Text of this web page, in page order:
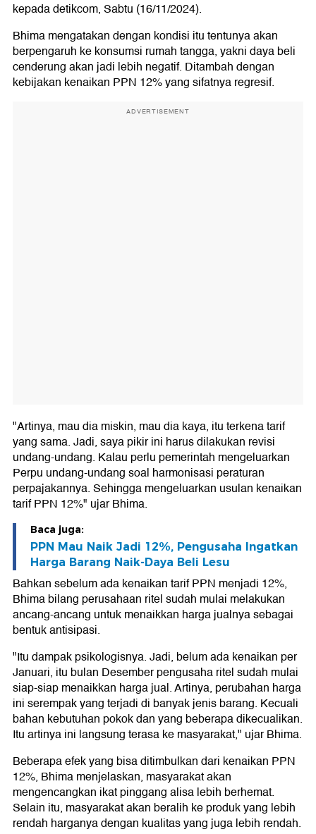
kepada detikcom, Sabtu (16/11/2024).
Bhima mengatakan dengan kondisi itu tentunya akan
berpengaruh ke konsumsi rumah tangga, yakni daya beli
cenderung akan jadi lebih negatif. Ditambah dengan
kebijakan kenaikan PPN 12% yang sifatnya regresif.
ADVERTISEMENT
"Artinya, mau dia miskin, mau dia kaya, itu terkena tarif
yang sama. Jadi, saya pikir ini harus dilakukan revisi
undang-undang. Kalau perlu pemerintah mengeluarkan
Perpu undang-undang soal harmonisasi peraturan
perpajakannya. Sehingga mengeluarkan usulan kenaikan
tarif PPN 12%" ujar Bhima.
Baca juga:
PPN Mau Naik Jadi 12%, Pengusaha Ingatkan
Harga Barang Naik-Daya Beli Lesu
Bahkan sebelum ada kenaikan tarif PPN menjadi 12%,
Bhima bilang perusahaan ritel sudah mulai melakukan
ancang-ancang untuk menaikkan harga jualnya sebagai
bentuk antisipasi.
"Itu dampak psikologisnya. Jadi, belum ada kenaikan per
Januari, itu bulan Desember pengusaha ritel sudah mulai
siap-siap menaikkan harga jual. Artinya, perubahan harga
ini serempak yang terjadi di banyak jenis barang. Kecuali
bahan kebutuhan pokok dan yang beberapa dikecualikan.
Itu artinya ini langsung terasa ke masyarakat," ujar Bhima.
Beberapa efek yang bisa ditimbulkan dari kenaikan PPN
12%, Bhima menjelaskan, masyarakat akan
mengencangkan ikat pinggang alisa lebih berhemat.
Selain itu, masyarakat akan beralih ke produk yang lebih
rendah harganya dengan kualitas yang juga lebih rendah.